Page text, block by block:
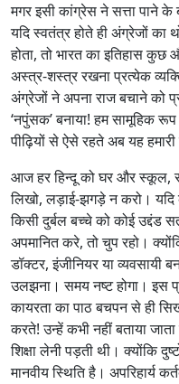
मगर इसी कांग्रेस ने सत्ता पाने
यदि स्वतंत्र होते ही अंग्रेजों का
होता, तो भारत का इतिहास कुछ
अस्त्र-शस्त्र रखना प्रत्येक
अंग्रेजों ने अपना राज बचाने को
‘नपुंसक’ बनाया! हम सामूहिक रूप
पीढ़ियों से ऐसे रहते अब यह
आज हर हिन्दू को घर और स्कूल,
लिखो, लड़ाई-झगड़े न करो। यदि
किसी दुर्बल बच्चे को कोई उद्दंड
अपमानित करे, तो चुप रहो।
डॉक्टर, इंजीनियर या
उलझना। समय नष्ट होगा। इस
कायरता का पाठ बचपन से ही
करते! उन्हें कभी नहीं बताया
शिक्षा लेनी पड़ती थी। क्योंकि
मानवीय स्थिति है। अपरिहार्य